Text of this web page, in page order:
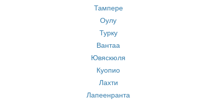
Тампере
Оулу
Турку
Вантаа
Ювяскюля
Куопио
Лахти
Лапеенранта